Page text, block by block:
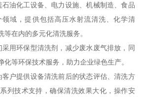
油化工设备、电力设施、机械制造、食品
域，提供包括高压水射流清洗、化学清
在内的多元化清洗服务。
用环保型清洗剂，减少废水废气排放，同
化等环保技术服务，助力企业绿色生产。
户提供设备清洗前后的状态评估、清洗方
列技术支持，确保清洗效果大化，操作安